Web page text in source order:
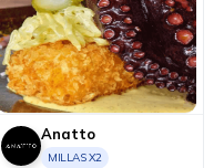
Anatto
MILLAS X2